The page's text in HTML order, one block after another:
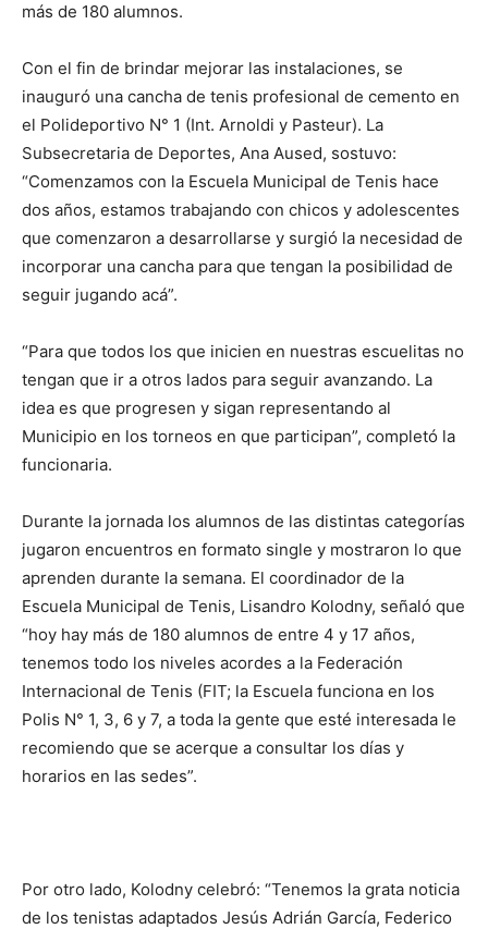
más de 180 alumnos.
Con el fin de brindar mejorar las instalaciones, se
inauguró una cancha de tenis profesional de cemento en
el Polideportivo N° 1 (Int. Arnoldi y Pasteur). La
Subsecretaria de Deportes, Ana Aused, sostuvo:
“Comenzamos con la Escuela Municipal de Tenis hace
dos años, estamos trabajando con chicos y adolescentes
que comenzaron a desarrollarse y surgió la necesidad de
incorporar una cancha para que tengan la posibilidad de
seguir jugando acá”.
“Para que todos los que inicien en nuestras escuelitas no
tengan que ir a otros lados para seguir avanzando. La
idea es que progresen y sigan representando al
Municipio en los torneos en que participan”, completó la
funcionaria.
Durante la jornada los alumnos de las distintas categorías
jugaron encuentros en formato single y mostraron lo que
aprenden durante la semana. El coordinador de la
Escuela Municipal de Tenis, Lisandro Kolodny, señaló que
“hoy hay más de 180 alumnos de entre 4 y 17 años,
tenemos todo los niveles acordes a la Federación
Internacional de Tenis (FIT; la Escuela funciona en los
Polis N° 1, 3, 6 y 7, a toda la gente que esté interesada le
recomiendo que se acerque a consultar los días y
horarios en las sedes”.
Por otro lado, Kolodny celebró: “Tenemos la grata noticia
de los tenistas adaptados Jesús Adrián García, Federico